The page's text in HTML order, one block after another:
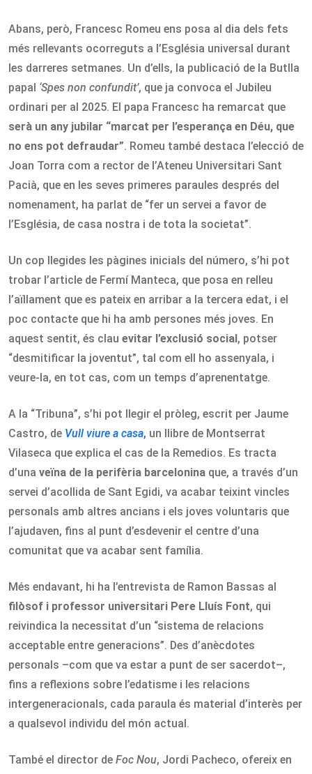
Abans, però, Francesc Romeu ens posa al dia dels fets
més rellevants ocorreguts a l’Església universal durant
les darreres setmanes. Un d’ells, la publicació de la Butlla
papal ‘Spes non confundit’, que ja convoca el Jubileu
ordinari per al 2025. El papa Francesc ha remarcat que
serà un any jubilar “marcat per l’esperança en Déu, que
no ens pot defraudar”. Romeu també destaca l’elecció de
Joan Torra com a rector de l’Ateneu Universitari Sant
Pacià, que en les seves primeres paraules després del
nomenament, ha parlat de “fer un servei a favor de
l’Església, de casa nostra i de tota la societat”.
Un cop llegides les pàgines inicials del número, s’hi pot
trobar l’article de Fermí Manteca, que posa en relleu
l’aïllament que es pateix en arribar a la tercera edat, i el
poc contacte que hi ha amb persones més joves. En
aquest sentit, és clau evitar l’exclusió social, potser
“desmitificar la joventut”, tal com ell ho assenyala, i
veure-la, en tot cas, com un temps d’aprenentatge.
A la “Tribuna”, s’hi pot llegir el pròleg, escrit per Jaume
Castro, de Vull viure a casa, un llibre de Montserrat
Vilaseca que explica el cas de la Remedios. Es tracta
d’una veïna de la perifèria barcelonina que, a través d’un
servei d’acollida de Sant Egidi, va acabar teixint vincles
personals amb altres ancians i els joves voluntaris que
l’ajudaven, fins al punt d’esdevenir el centre d’una
comunitat que va acabar sent família.
Més endavant, hi ha l’entrevista de Ramon Bassas al
filòsof i professor universitari Pere Lluís Font, qui
reivindica la necessitat d’un “sistema de relacions
acceptable entre generacions”. Des d’anècdotes
personals –com que va estar a punt de ser sacerdot–,
fins a reflexions sobre l’edatisme i les relacions
intergeneracionals, cada paraula és material d’interès per
a qualsevol individu del món actual.
També el director de Foc Nou, Jordi Pacheco, ofereix en